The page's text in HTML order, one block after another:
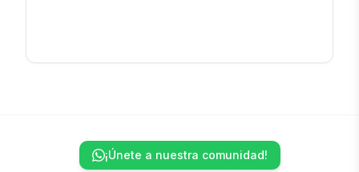
¡Únete a nuestra comunidad!